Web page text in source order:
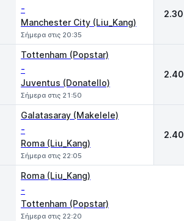
-
Manchester City (Liu_Kang)
Σήμερα στις 20:35
2.30
Tottenham (Popstar)
-
Juventus (Donatello)
Σήμερα στις 21:50
2.40
Galatasaray (Makelele)
-
Roma (Liu_Kang)
Σήμερα στις 22:05
2.40
Roma (Liu_Kang)
-
Tottenham (Popstar)
Σήμερα στις 22:20